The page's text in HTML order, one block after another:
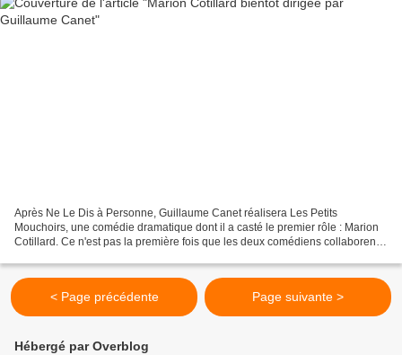
Après Ne Le Dis à Personne, Guillaume Canet réalisera Les Petits
Mouchoirs, une comédie dramatique dont il a casté le premier rôle : Marion
Cotillard. Ce n'est pas la première fois que les deux comédiens collaborent,
< Page précédente Page suivante >
Hébergé par Overblog